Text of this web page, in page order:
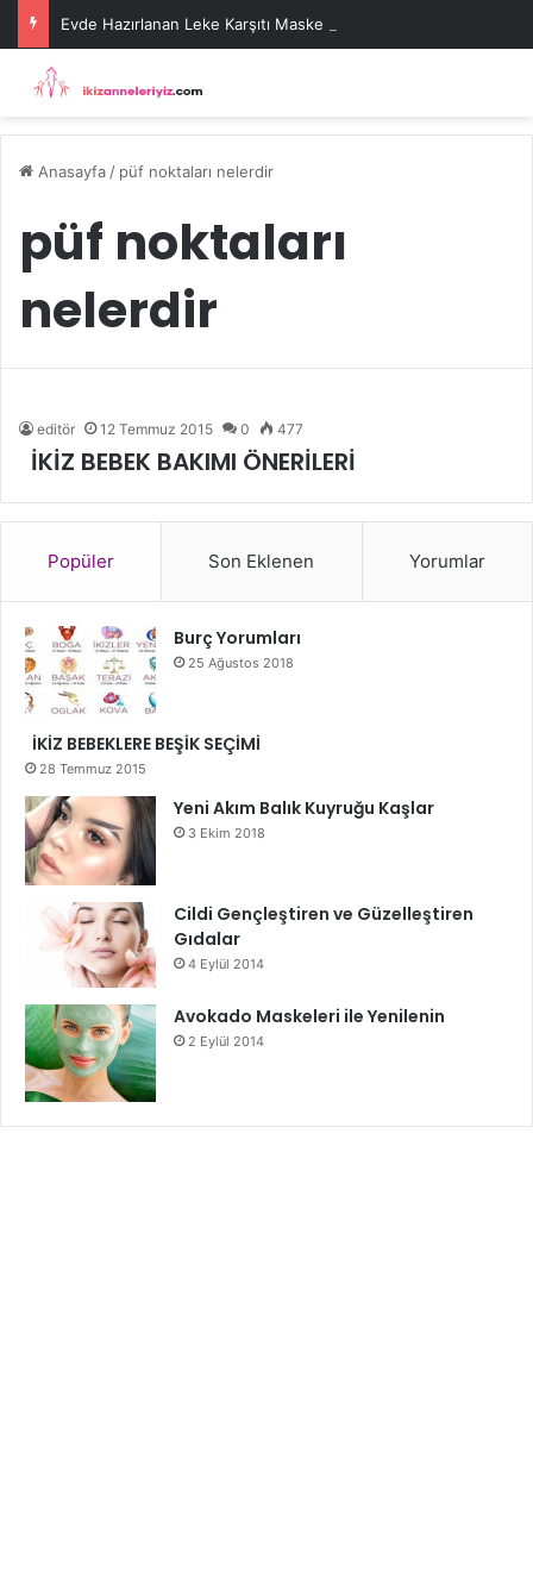
Evde Hazırlanan Leke Karşıtı Maske Tarifleri
Anasayfa / püf noktaları nelerdir
püf noktaları
nelerdir
editör 12 Temmuz 2015 0 477
İKİZ BEBEK BAKIMI ÖNERİLERİ
Popüler Son Eklenen Yorumlar
Burç Yorumları
25 Ağustos 2018
İKİZ BEBEKLERE BEŞİK SEÇİMİ
28 Temmuz 2015
Yeni Akım Balık Kuyruğu Kaşlar
3 Ekim 2018
Cildi Gençleştiren ve Güzelleştiren
Gıdalar
4 Eylül 2014
Avokado Maskeleri ile Yenilenin
2 Eylül 2014